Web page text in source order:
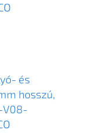
és
hosszú,
V08-